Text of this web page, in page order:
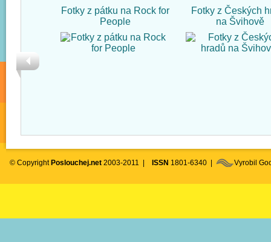
Fotky z pátku na Rock for
People
Fotky z Českých
na Švihově
© Copyright Poslouchej.net 2003-2011 | ISSN 1801-6340 | Vyrobil